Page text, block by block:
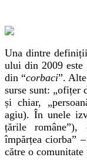
Una dintre
ului din 2009 este
din “corbaci”.
surse sunt: „ofițer
și chiar,
agiu). În unele
țările
împărțea ciorba”–
către o comunitate